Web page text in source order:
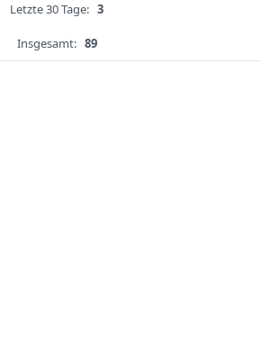
Letzte 30 Tage: 3
Insgesamt: 89